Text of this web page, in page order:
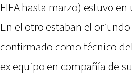
FIFA hasta marzo) estuvo
En el otro estaban el
confirmado como técnico
ex equipo en compañía de